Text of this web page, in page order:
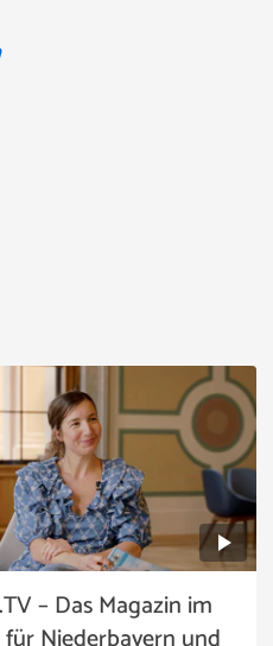
– Das Magazin im